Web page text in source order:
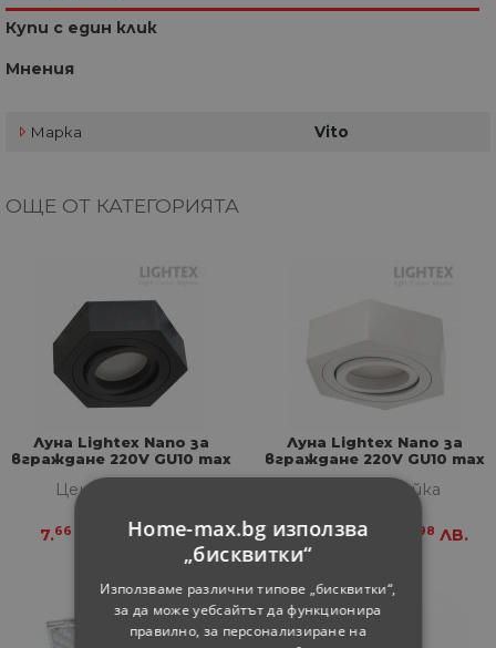
Купи с един клик
Мнения
Марка Vito
ОЩЕ ОТ КАТЕГОРИЯТА
Луна Lightex Nano за
вграждане 220V GU10 max
7W черна шестоъгълна
Цена за бройка
7.66 14.98 ЛВ.
Луна Lightex Nano за
вграждане 220V GU10 max
7W бяла шестоъгълна
Цена за бройка
7.66 € 98 ЛВ.
Home-max.bg използва
„бисквитки“
Използваме различни типове „бисквитки“,
за да може уебсайтът да функционира
правилно, за персонализиране на